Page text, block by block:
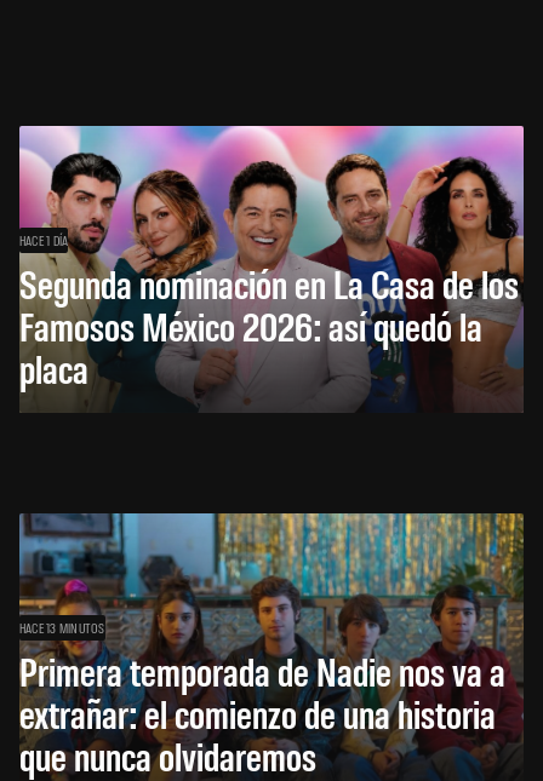
HACE 1 DÍA
Segunda nominación en La Casa de los
Famosos México 2026: así quedó la
placa
HACE 13 MINUTOS
Primera temporada de Nadie nos va a
extrañar: el comienzo de una historia
que nunca olvidaremos